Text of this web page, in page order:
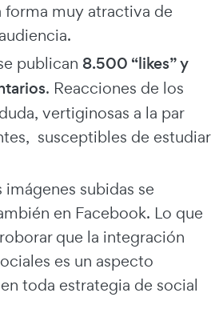
forma muy atractiva de
publican 8.500 “likes” y
. Reacciones de los
vertiginosas a la par
susceptibles de estudiar
imágenes subidas se
en Facebook. Lo que
que la integración
es un aspecto
toda estrategia de social